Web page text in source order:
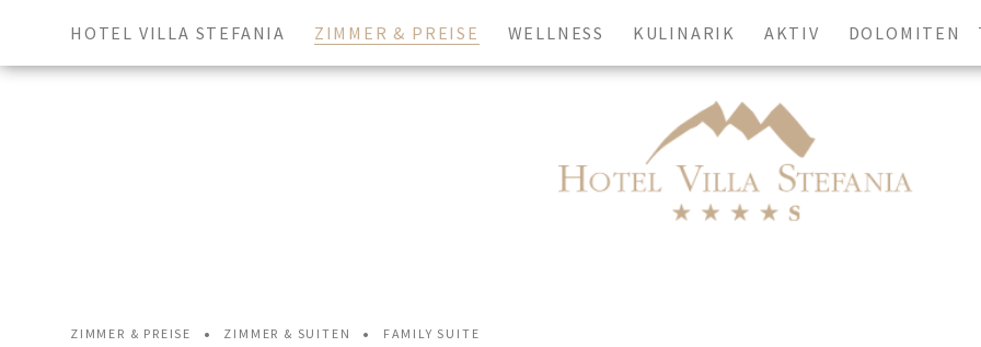
Ihr Aufenthalt im
Hotel Villa Stefania
Anreise Abreise
HOTEL VILLA STEFANIA ZIMMER & PREISE WELLNESS KULINARIK AKTIV DOLOMITEN
ZIMMER & PREISE • ZIMMER & SUITEN • FAMILY SUITE